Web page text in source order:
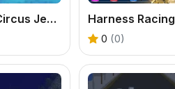
Digital Circus Jeep Adventure Harness Racing
0 (0)